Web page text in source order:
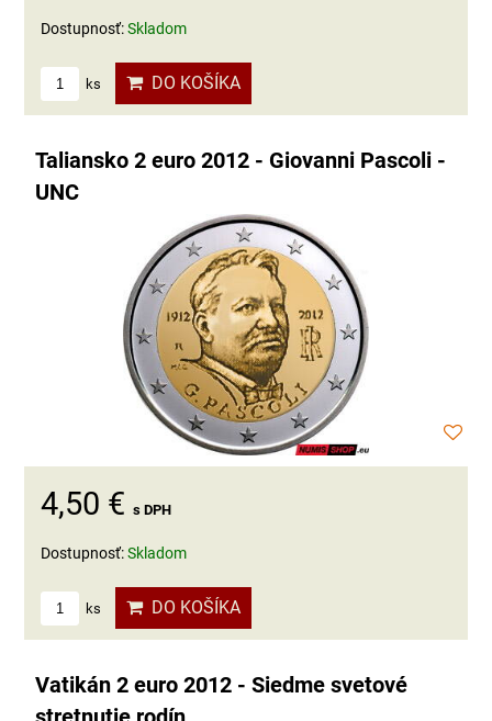
Dostupnosť:Skladom
ks DO KOŠÍKA
Taliansko 2 euro 2012 - Giovanni Pascoli -
UNC
4,50 € s DPH
Dostupnosť:Skladom
ks DO KOŠÍKA
Vatikán 2 euro 2012 - Siedme svetové